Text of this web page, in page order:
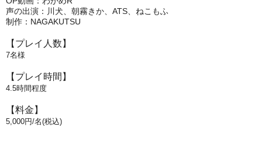
声の出演：川犬、朝霧きか、ATS、ねこもふ
制作：NAGAKUTSU
【プレイ人数】
7名様
【プレイ時間】
4.5時間程度
【料金】
5,000円/名(税込)